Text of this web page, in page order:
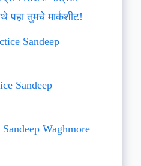
पहा तुमचे मार्कशीट!
Sandeep
Sandeep
Waghmore